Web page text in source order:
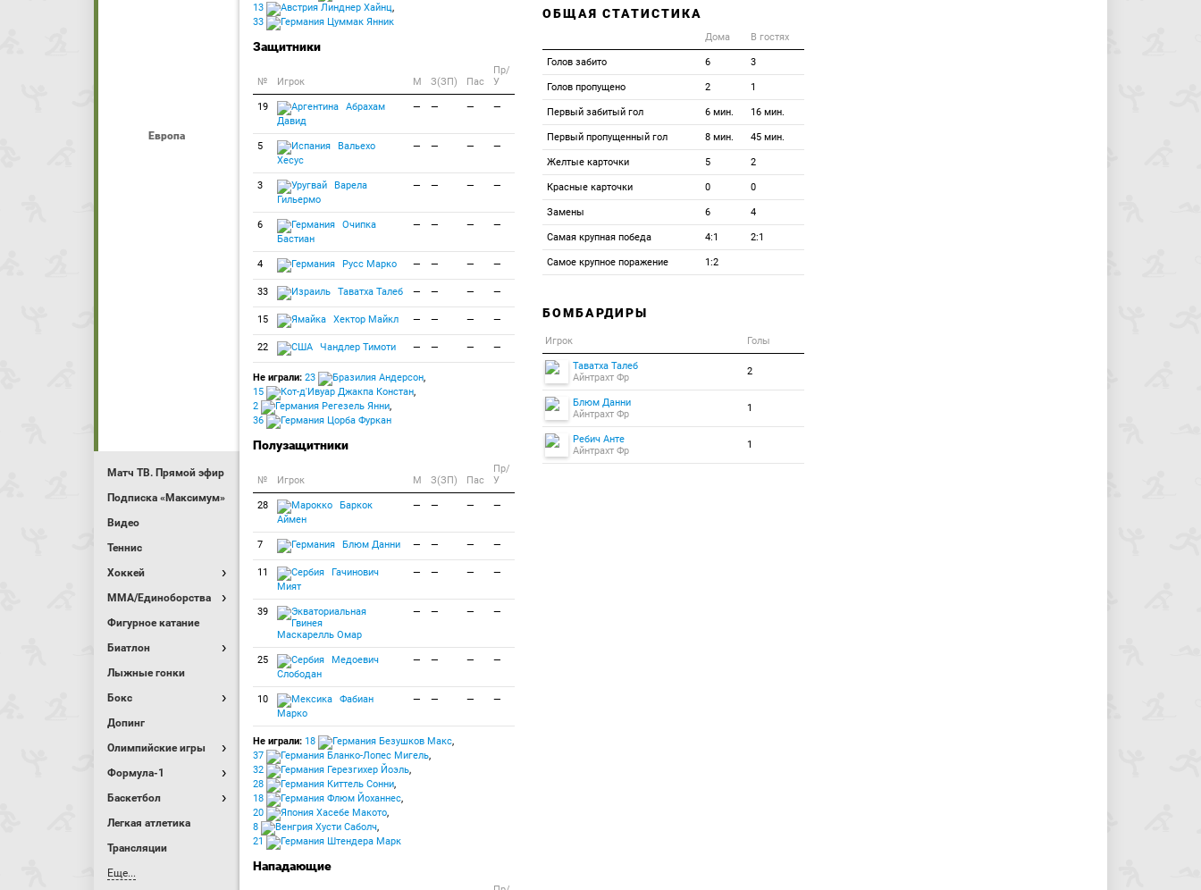
Европа
Матч ТВ. Прямой эфир
Подписка «Максимум»
Видео
Теннис
Хоккей
MMA/Единоборства
Фигурное катание
Биатлон
Лыжные гонки
Бокс
Допинг
Олимпийские игры
Формула-1
Баскетбол
Легкая атлетика
Трансляции
Еще...
13
Линднер Хайнц,
33
Цуммак Янник
Защитники
№ Игрок M З(ЗП) Пас
Пр/
У
19
Абрахам
Давид
— — — —
5
Вальехо
Хесус
— — — —
3
Варела
Гильермо
— — — —
6
Очипка
Бастиан
— — — —
4 Русс Марко — — — —
33 Таватха Талеб — — — —
15 Хектор Майкл — — — —
22 Чандлер Тимоти — — — —
Не играли: 23 Андерсон,
15
Джакпа Констан,
2
Регезель Янни,
36
Цорба Фуркан
Полузащитники
№ Игрок M З(ЗП) Пас
Пр/
У
28
Баркок
Аймен
— — — —
7 Блюм Данни — — — —
11
Гачинович
Мият
— — — —
39
Маскарелль Омар
— — — —
25
Медоевич
Слободан
— — — —
10
Фабиан
Марко
— — — —
Не играли: 18 Безушков Макс,
37
Бланко-Лопес Мигель,
32
Герезгихер Йоэль,
28
Киттель Сонни,
18
Флюм Йоханнес,
20
Хасебе Макото,
8
Хусти Саболч,
21
Штендера Марк
Нападающие
ОБЩАЯ СТАТИСТИКА
Дома В гостях
Голов забито 6 3
Голов пропущено 2 1
Первый забитый гол 6 мин. 16 мин.
Первый пропущенный гол 8 мин. 45 мин.
Желтые карточки 5 2
Красные карточки 0 0
Замены 6 4
Самая крупная победа 4:1 2:1
Самое крупное поражение 1:2
БОМБАРДИРЫ
Игрок Голы
Таватха Талеб
Айнтрахт Фр
2
Блюм Данни
Айнтрахт Фр
1
Ребич Анте
Айнтрахт Фр
1